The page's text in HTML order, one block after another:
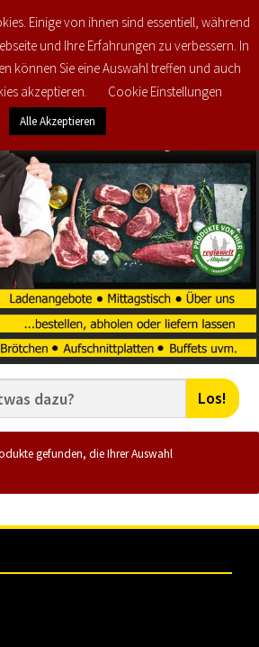
€ 0,00 0
Los!
gefunden, die Ihrer Auswahl
Einige von ihnen sind essentiell, während
und Ihre Erfahrungen zu verbessern. In
können Sie eine Auswahl treffen und auch
akzeptieren.
Cookie Einstellungen
Alle Akzeptieren